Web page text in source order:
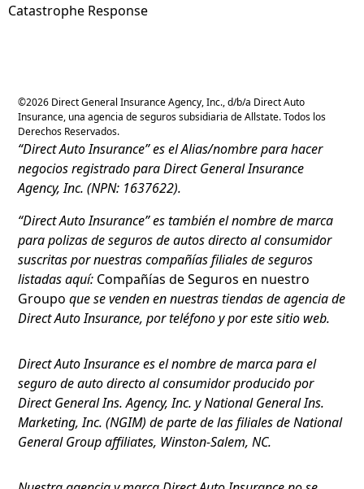
Catastrophe Response
©2026 Direct General Insurance Agency, Inc., d/b/a Direct Auto
Insurance, una agencia de seguros subsidiaria de Allstate. Todos los
Derechos Reservados.
“Direct Auto Insurance” es el Alias/nombre para hacer
negocios registrado para Direct General Insurance
Agency, Inc. (NPN: 1637622).
“Direct Auto Insurance” es también el nombre de marca
para polizas de seguros de autos directo al consumidor
suscritas por nuestras compañías filiales de seguros
listadas aquí: Compañías de Seguros en nuestro
Groupo que se venden en nuestras tiendas de agencia de
Direct Auto Insurance, por teléfono y por este sitio web.
Direct Auto Insurance es el nombre de marca para el
seguro de auto directo al consumidor producido por
Direct General Ins. Agency, Inc. y National General Ins.
Marketing, Inc. (NGIM) de parte de las filiales de National
General Group affiliates, Winston-Salem, NC.